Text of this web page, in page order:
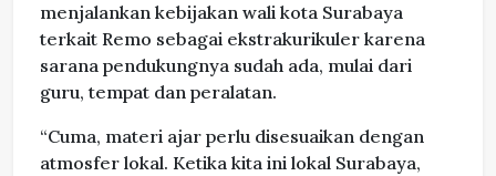
menjalankan kebijakan wali kota Surabaya
terkait Remo sebagai ekstrakurikuler karena
sarana pendukungnya sudah ada, mulai dari
guru, tempat dan peralatan.
“Cuma, materi ajar perlu disesuaikan dengan
atmosfer lokal. Ketika kita ini lokal Surabaya,